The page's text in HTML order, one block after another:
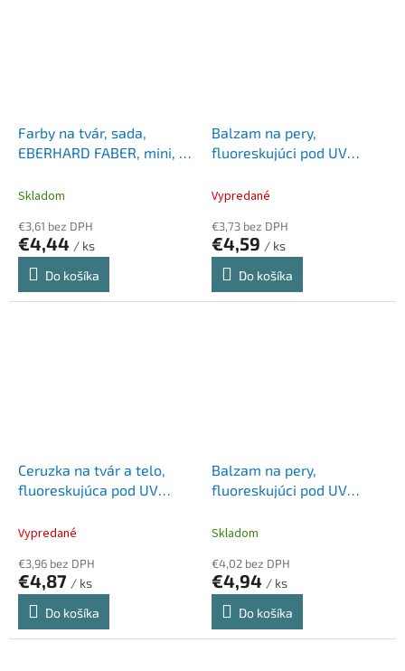
Farby na tvár, sada,
EBERHARD FABER, mini, 6
Skladom
€3,61 bez DPH
€4,44 / ks
Do košíka
Balzam na pery,
fluoreskujúci pod UV
magenta
Vypredané
€3,73 bez DPH
€4,59 / ks
Do košíka
Ceruzka na tvár a telo,
fluoreskujúca pod UV
Vypredané
€3,96 bez DPH
€4,87 / ks
Do košíka
Balzam na pery,
fluoreskujúci pod UV
oranžová
Skladom
€4,02 bez DPH
€4,94 / ks
Do košíka